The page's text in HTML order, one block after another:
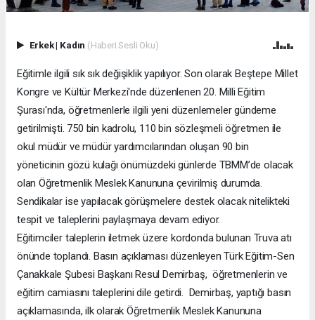
Erkek| Kadın (Haberi Sesli Oku)
Eğitimle ilgili sık sık değişiklik yapılıyor. Son olarak Beştepe Millet
Kongre ve Kültür Merkezi'nde düzenlenen 20. Milli Eğitim
Şurası'nda, öğretmenlerle ilgili yeni düzenlemeler gündeme
getirilmişti. 750 bin kadrolu, 110 bin sözleşmeli öğretmen ile
okul müdür ve müdür yardımcılarından oluşan 90 bin
yöneticinin gözü kulağı önümüzdeki günlerde TBMM’de olacak
olan Öğretmenlik Meslek Kanununa çevirilmiş durumda.
Sendikalar ise yapılacak görüşmelere destek olacak nitelikteki
tespit ve taleplerini paylaşmaya devam ediyor.
Eğitimciler taleplerin iletmek üzere kordonda bulunan Truva atı
önünde toplandı. Basın açıklaması düzenleyen Türk Eğitim-Sen
Çanakkale Şubesi Başkanı Resul Demirbaş, öğretmenlerin ve
eğitim camiasını taleplerini dile getirdi. Demirbaş, yaptığı basın
açıklamasında, ilk olarak Öğretmenlik Meslek Kanununa